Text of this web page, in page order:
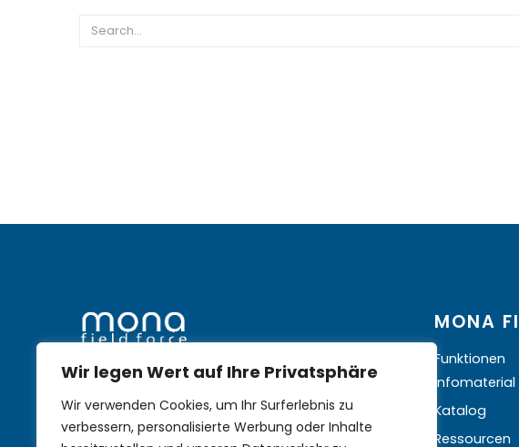
Wir legen Wert auf Ihre Privatsphäre
Wir verwenden Cookies, um Ihr Surferlebnis zu
verbessern, personalisierte Werbung oder Inhalte
mobile Nachhaltigkeit im
Aussendienst
MONA
Funktionen
Infomaterial
Katalog
Ressourcen